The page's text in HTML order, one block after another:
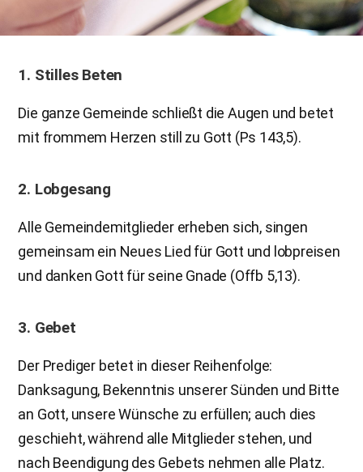
1. Stilles Beten
Die ganze Gemeinde schließt die Augen und betet
mit frommem Herzen still zu Gott (Ps 143,5).
2. Lobgesang
Alle Gemeindemitglieder erheben sich, singen
gemeinsam ein Neues Lied für Gott und lobpreisen
und danken Gott für seine Gnade (Offb 5,13).
3. Gebet
Der Prediger betet in dieser Reihenfolge:
Danksagung, Bekenntnis unserer Sünden und Bitte
an Gott, unsere Wünsche zu erfüllen; auch dies
geschieht, während alle Mitglieder stehen, und
nach Beendigung des Gebets nehmen alle Platz.